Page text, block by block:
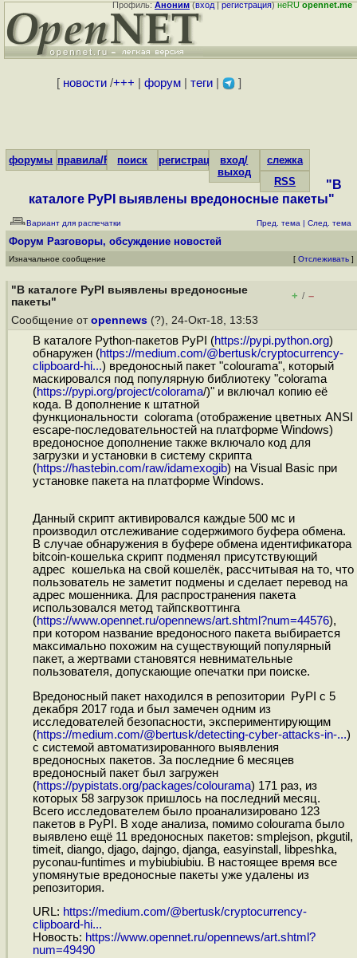
Профиль:Аноним(вход|регистрация)неRUopennet.me
[ новости/+++ форум| теги| ]
форумы правила/FAQпоиск регистрациявход/
выход
слежка
RSS
"В
каталоге PyPI выявлены вредоносные пакеты"
Вариант для распечатки Пред. тема | След. тема
Форум Разговоры, обсуждение новостей
Изначальное сообщение [ Отслеживать ]
"В каталоге PyPI выявлены вредоносные
пакеты"
+ / –
Сообщение от opennews (?), 24-Окт-18, 13:53
В каталоге Python-пакетов PyPI (https://pypi.python.org)
обнаружен (https://medium.com/@bertusk/cryptocurrency-
clipboard-hi...) вредоносный пакет "colourama", который
маскировался под популярную библиотеку "colorama
(https://pypi.org/project/colorama/)" и включал копию её
кода. В дополнение к штатной
функциональности colorama (отображение цветных ANSI
escape-последовательностей на платформе Windows)
вредоносное дополнение также включало код для
загрузки и установки в систему скрипта
(https://hastebin.com/raw/idamexogib) на Visual Basic при
установке пакета на платформе Windows.
Данный скрипт активировался каждые 500 мс и
производил отслеживание содержимого буфера обмена.
В случае обнаружения в буфере обмена идентификатора
bitcoin-кошелька скрипт подменял присутствующий
адрес кошелька на свой кошелёк, рассчитывая на то, что
пользователь не заметит подмены и сделает перевод на
адрес мошенника. Для распространения пакета
использовался метод тайпсквоттинга
(https://www.opennet.ru/opennews/art.shtml?num=44576),
при котором название вредоносного пакета выбирается
максимально похожим на существующий популярный
пакет, а жертвами становятся невнимательные
пользователя, допускающие опечатки при поиске.
Вредоносный пакет находился в репозитории PyPI с 5
декабря 2017 года и был замечен одним из
исследователей безопасности, экспериментирующим
(https://medium.com/@bertusk/detecting-cyber-attacks-in-...)
с системой автоматизированного выявления
вредоносных пакетов. За последние 6 месяцев
вредоносный пакет был загружен
(https://pypistats.org/packages/colourama) 171 раз, из
которых 58 загрузок пришлось на последний месяц.
Всего исследователем было проанализировано 123
пакетов в PyPI. В ходе анализа, помимо colourama было
выявлено ещё 11 вредоносных пакетов: smplejson, pkgutil,
timeit, diango, djago, dajngo, djanga, easyinstall, libpeshka,
pyconau-funtimes и mybiubiubiu. В настоящее время все
упомянутые вредоносные пакеты уже удалены из
репозитория.
URL: https://medium.com/@bertusk/cryptocurrency-
clipboard-hi...
Новость: https://www.opennet.ru/opennews/art.shtml?
num=49490